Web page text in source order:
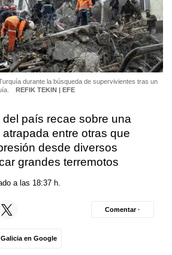
durante la búsqueda de supervivientes tras un
REFIK TEKIN | EFE
país recae sobre una
entre otras que
desde diversos
grandes terremotos
a las 18:37 h.
en Google
Comentar ·